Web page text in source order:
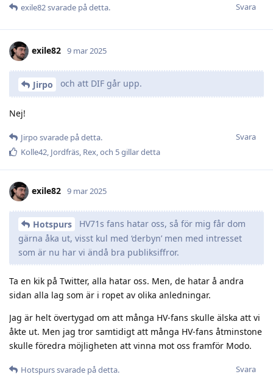
Svara
exile82svarade på detta.
exile82 9 mar 2025
Jirpo och att DIF går upp.
Nej!
Svara
Jirpo svarade på detta.
Kolle42, Jordfräs, Rex, och 5gillar detta
exile82 9 mar 2025
Hotspurs
HV71s fans hatar oss, så för mig får dom
gärna åka ut, visst kul med ‘derbyn’ men med intresset
som är nu har vi ändå bra publiksiffror.
Ta en kik på Twitter, alla hatar oss. Men, de hatar å andra
sidan alla lag som är i ropet av olika anledningar.
Jag är helt övertygad om att många HV-fans skulle älska att vi
åkte ut. Men jag tror samtidigt att många HV-fans åtminstone
skulle föredra möjligheten att vinna mot oss framför Modo.
Svara
Hotspurssvarade på detta.